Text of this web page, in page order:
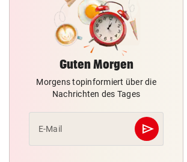
Guten Morgen
Morgens topinformiert über die
Nachrichten des Tages
E-Mail send
Abschicken